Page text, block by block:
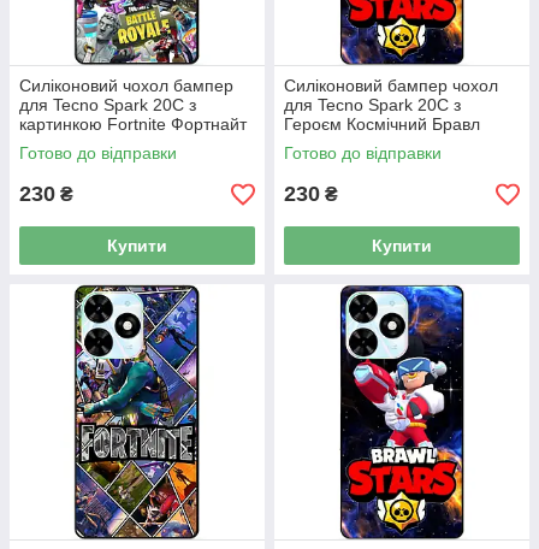
Силіконовий чохол бампер
для Tecno Spark 20C з
картинкою Fortnite Фортнайт
Готово до відправки
230 ₴
Купити
Силіконовий бампер чохол
для Tecno Spark 20C з
Героєм Космічний Бравл
Віруш Біт
Готово до відправки
230 ₴
Купити